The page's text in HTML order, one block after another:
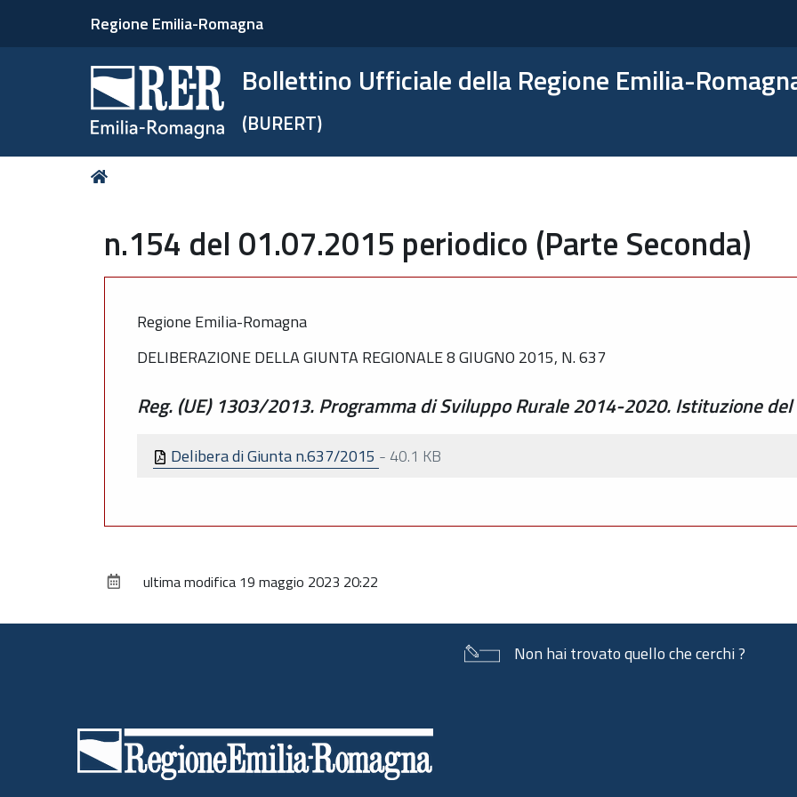
Regione Emilia-Romagna
Bollettino Ufficiale della Regione Emilia-
(BURERT)
Tu
n.154 del 01.07.2015 periodico (Parte Seconda)
Regione Emilia-Romagna
DELIBERAZIONE DELLA GIUNTA REGIONALE 8 GIUGNO 2015, N. 637
Reg. (UE) 1303/2013. Programma di Sviluppo Rurale 2014-2020. Istituzione
Delibera di Giunta n.637/2015 - 40.1 KB
ultima modifica 19 maggio 2023 20:22
Non hai trovato quello che cerchi ?